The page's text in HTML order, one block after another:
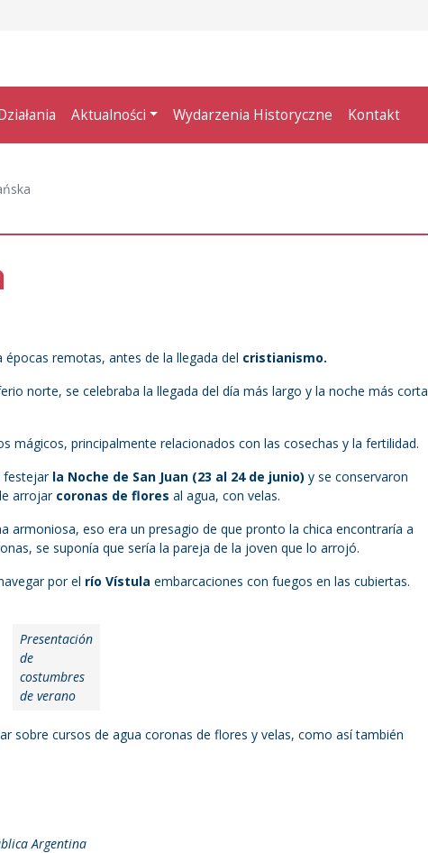
Aktualności Wydarzenia Historyczne Kontakt
épocas remotas, antes de la llegada del cristianismo.
norte, se celebraba la llegada del día más largo y la noche más corta
mágicos, principalmente relacionados con las cosechas y la fertilidad.
festejar la Noche de San Juan (23 al 24 de junio) y se conservaron
arrojar coronas de flores al agua, con velas.
armoniosa, eso era un presagio de que pronto la chica encontraría a
se suponía que sería la pareja de la joven que lo arrojó.
por el río Vístula embarcaciones con fuegos en las cubiertas.
Presentación
de
costumbres
de verano
sobre cursos de agua coronas de flores y velas, como así también
Argentina